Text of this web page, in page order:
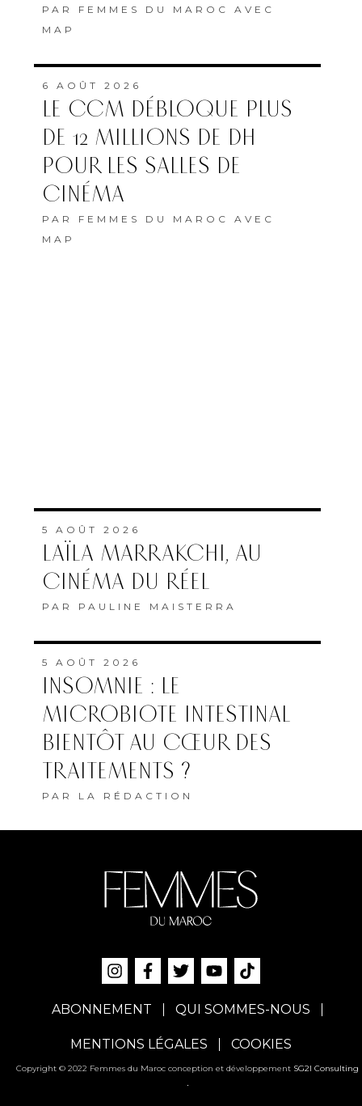
PAR FEMMES DU MAROC AVEC
MAP
6 AOÛT 2026
LE CCM DÉBLOQUE PLUS
DE 12 MILLIONS DE DH
POUR LES SALLES DE
CINÉMA
PAR FEMMES DU MAROC AVEC
MAP
5 AOÛT 2026
LAÏLA MARRAKCHI, AU
CINÉMA DU RÉEL
PAR PAULINE MAISTERRA
5 AOÛT 2026
INSOMNIE : LE
MICROBIOTE INTESTINAL
BIENTÔT AU CŒUR DES
TRAITEMENTS ?
PAR LA RÉDACTION
ABONNEMENT QUI SOMMES-NOUS
MENTIONS LÉGALES COOKIES
Copyright © 2022 Femmes du Maroc conception et développement SG2I Consulting